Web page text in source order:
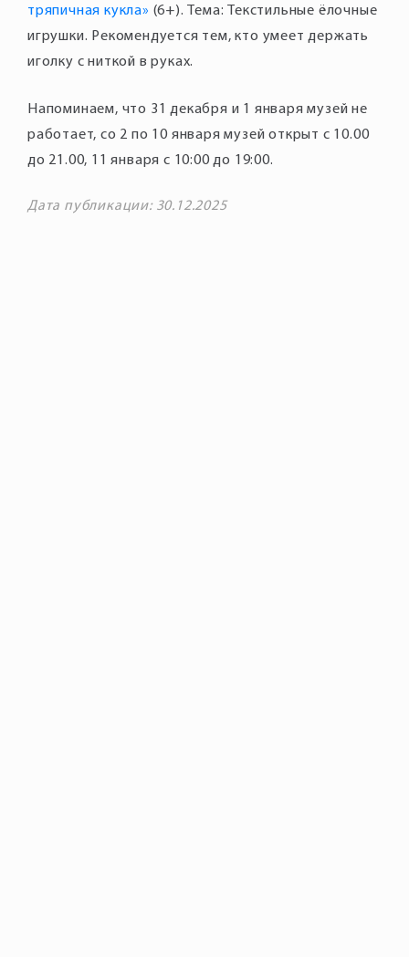
тряпичная кукла» (6+). Тема: Текстильные ёлочные
игрушки. Рекомендуется тем, кто умеет держать
иголку с ниткой в руках.
Напоминаем, что 31 декабря и 1 января музей не
работает, со 2 по 10 января музей открыт с 10.00
до 21.00, 11 января с 10:00 до 19:00.
Дата публикации: 30.12.2025